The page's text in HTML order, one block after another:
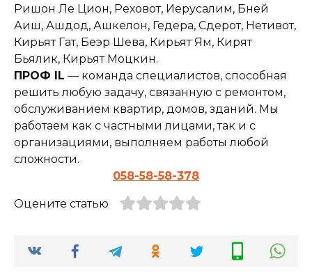
Ришон Ле Цион, Реховот, Иерусалим, Бней
Аиш, Ашдод, Ашкелон, Гедера, Сдерот, Нетивот,
Кирьят Гат, Беэр Шева, Кирьят Ям, Кирят
Бьялик, Кирьят Моцкин.
ПРОФ IL — команда специалистов, способная
решить любую задачу, связанную с ремонтом,
обслуживанием квартир, домов, зданий. Мы
работаем как с частными лицами, так и с
организациями, выполняем работы любой
сложности.
058-58-58-378
Оцените статью